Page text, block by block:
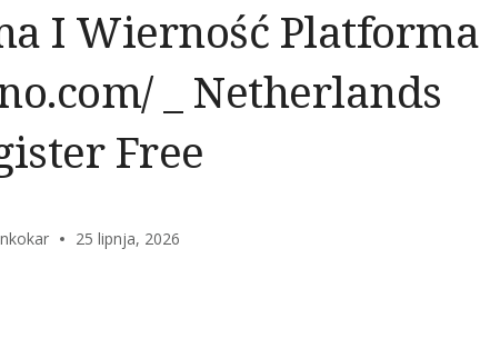
I Wierność Platforma
_ Netherlands
Free
25 lipnja, 2026